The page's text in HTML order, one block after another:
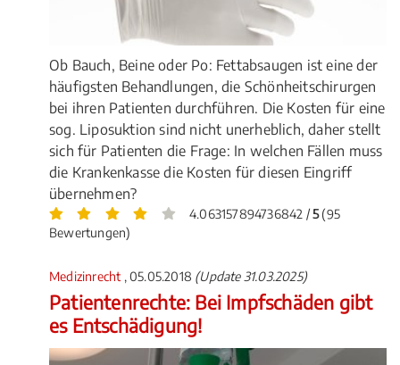
Ob Bauch, Beine oder Po: Fettabsaugen ist eine der
häufigsten Behandlungen, die Schönheitschirurgen
bei ihren Patienten durchführen. Die Kosten für eine
sog. Liposuktion sind nicht unerheblich, daher stellt
sich für Patienten die Frage: In welchen Fällen muss
die Krankenkasse die Kosten für diesen Eingriff
übernehmen?
4.063157894736842 /5(95
Bewertungen)
Medizinrecht , 05.05.2018 (Update 31.03.2025)
Patientenrechte: Bei Impfschäden gibt
es Entschädigung!